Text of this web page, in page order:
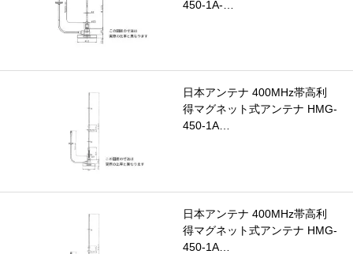
450-1A-…
日本アンテナ 400MHz帯高利
得マグネット式アンテナ HMG-
450-1A…
日本アンテナ 400MHz帯高利
得マグネット式アンテナ HMG-
450-1A…